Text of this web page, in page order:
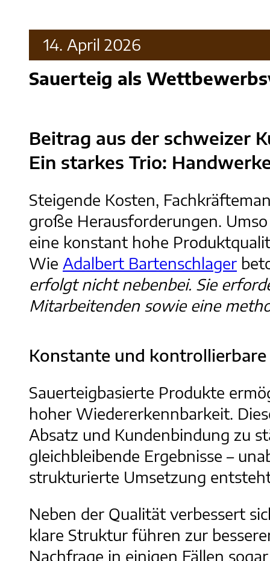
14. April 2026
Sauerteig als
Beitrag aus der schweizer
Ein starkes Trio:
Steigende Kosten,
große Herausforderungen.
eine konstant hohe
Wie Adalbert Bartenschlager
erfolgt nicht nebenbei. Sie
Mitarbeitenden sowie eine
Konstante und
Sauerteigbasierte Produkte
hoher Wiedererkennbarkeit.
Absatz und Kundenbindung zu
gleichbleibende Ergebnisse –
strukturierte Umsetzung
Neben der Qualität verbessert
klare Struktur führen zur
Nachfrage in einigen Fällen